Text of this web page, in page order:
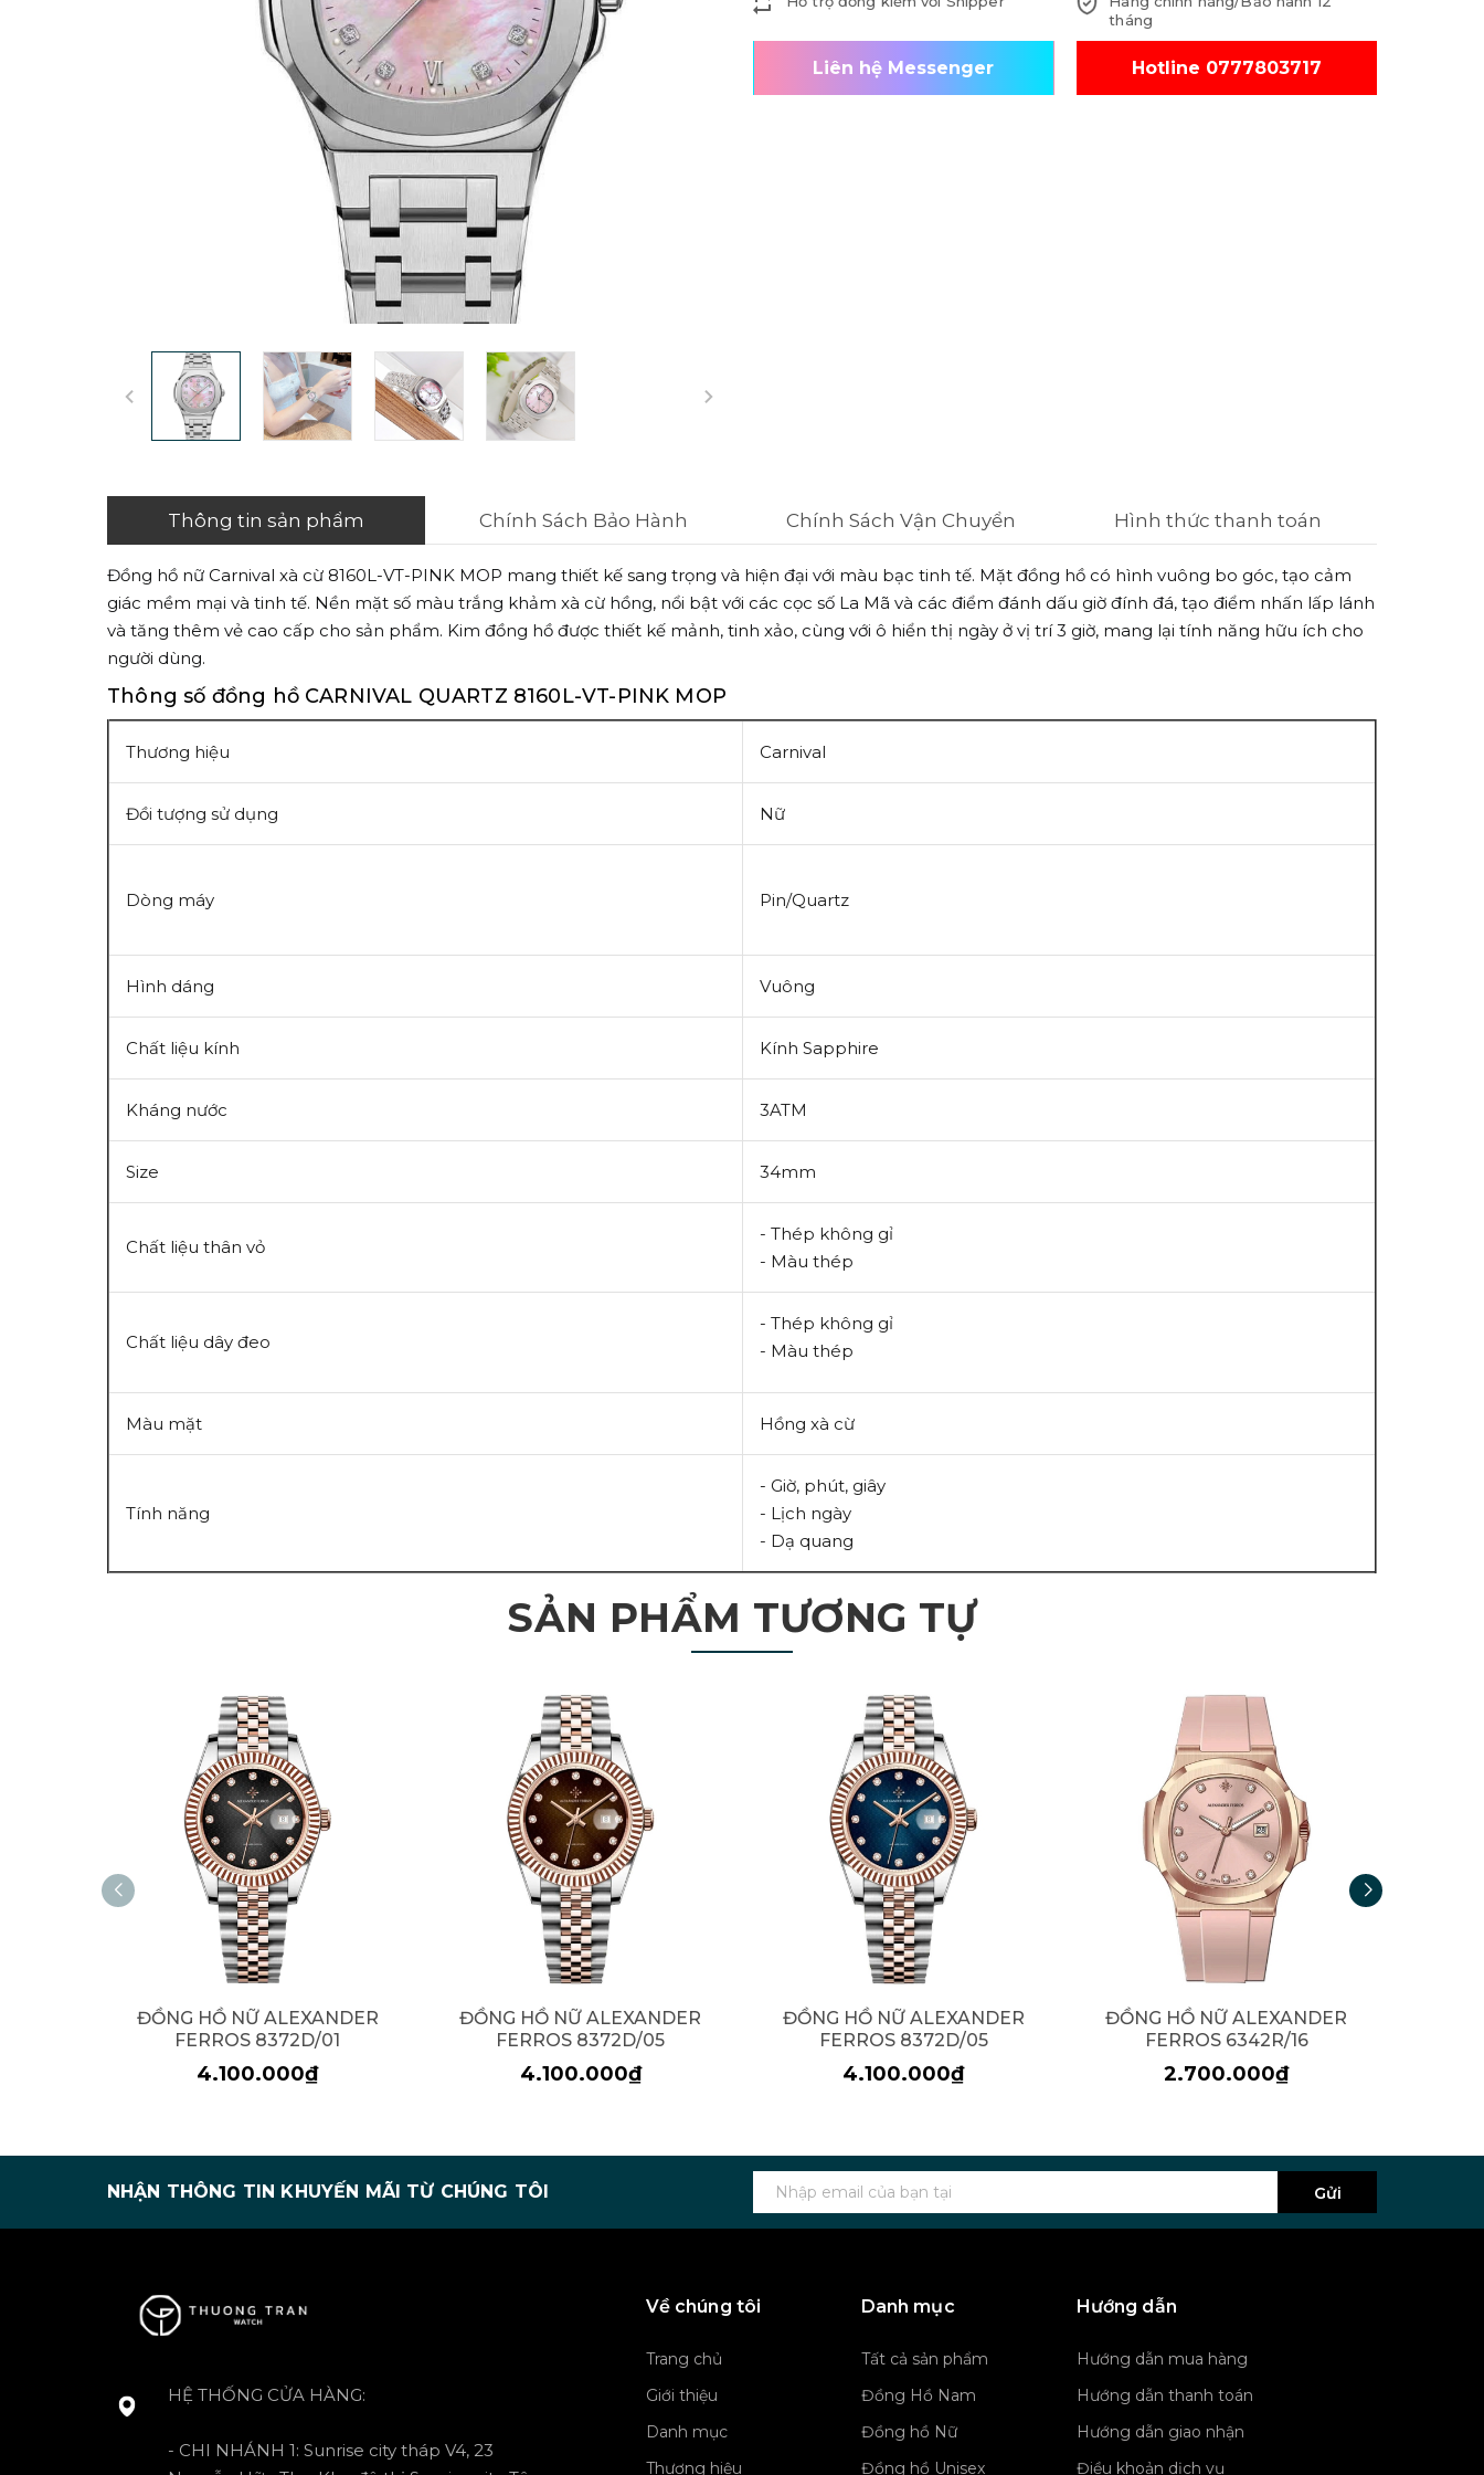
tháng
Liên hệ Messenger Hotline 0777803717
Thông tin sản phẩm Chính Sách Bảo Hành Chính Sách Vận Chuyển Hình thức thanh toán
Đồng hồ nữ Carnival xà cừ 8160L-VT-PINK MOP mang thiết kế sang trọng và hiện đại với màu bạc tinh tế. Mặt đồng hồ có hình vuông bo góc, tạo cảm
giác mềm mại và tinh tế. Nền mặt số màu trắng khảm xà cừ hồng, nổi bật với các cọc số La Mã và các điểm đánh dấu giờ đính đá, tạo điểm nhấn lấp lánh
và tăng thêm vẻ cao cấp cho sản phẩm. Kim đồng hồ được thiết kế mảnh, tinh xảo, cùng với ô hiển thị ngày ở vị trí 3 giờ, mang lại tính năng hữu ích cho
người dùng.
Thông số đồng hồ CARNIVAL QUARTZ 8160L-VT-PINK MOP
Thương hiệu Carnival
Đồi tượng sử dụng Nữ
Dòng máy Pin/Quartz
Hình dáng Vuông
Chất liệu kính Kính Sapphire
Kháng nước 3ATM
Size 34mm
Chất liệu thân vỏ
- Thép không gỉ
- Màu thép
Chất liệu dây đeo
- Thép không gỉ
- Màu thép
Màu mặt Hồng xà cừ
Tính năng
- Giờ, phút, giây
- Lịch ngày
- Dạ quang
SẢN PHẨM TƯƠNG TỰ
ĐỒNG HỒ NỮ ALEXANDER
FERROS 8372D/01
4.100.000₫
ĐỒNG HỒ NỮ ALEXANDER
FERROS 8372D/05
4.100.000₫
ĐỒNG HỒ NỮ ALEXANDER
FERROS 8372D/05
4.100.000₫
ĐỒNG HỒ NỮ ALEXANDER
FERROS 6342R/16
2.700.000₫
NHẬN THÔNG TIN KHUYẾN MÃI TỪ CHÚNG TÔI Gửi
HỆ THỐNG CỬA HÀNG:
- CHI NHÁNH 1: Sunrise city tháp V4, 23
Về chúng tôi
Trang chủ
Giới thiệu
Danh mục
Thương hiệu
Danh mục
Tất cả sản phẩm
Đồng Hồ Nam
Đồng hồ Nữ
Đồng hồ Unisex
Hướng dẫn
Hướng dẫn mua hàng
Hướng dẫn thanh toán
Hướng dẫn giao nhận
Điều khoản dịch vụ